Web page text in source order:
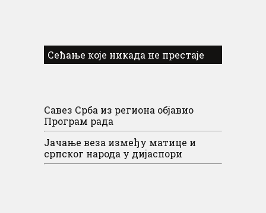
Сећање које никада не престаје
Савез Срба из региона објавио
Програм рада
Јачање веза између матице и
српског народа у дијаспори